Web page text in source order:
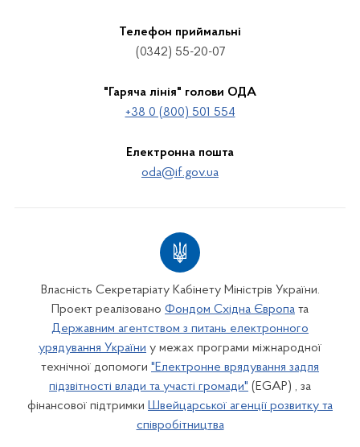
Телефон приймальні
(0342) 55-20-07
"Гаряча лінія" голови ОДА
+38 0 (800) 501 554
Електронна пошта
oda@if.gov.ua
Власність Секретаріату Кабінету Міністрів України.
Проект реалізовано Фондом Східна Європа та
Державним агентством з питань електронного
урядування України у межах програми міжнародної
технічної допомоги "Електронне врядування задля
підзвітності влади та участі громади" (EGAP) , за
фінансової підтримки Швейцарської агенції розвитку та
співробітництва